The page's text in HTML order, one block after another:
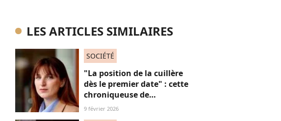
LES ARTICLES SIMILAIRES
SOCIÉTÉ
"La position de la cuillère
dès le premier date" : cette
chroniqueuse de
Quotidien s'amuse de
9 février 2026